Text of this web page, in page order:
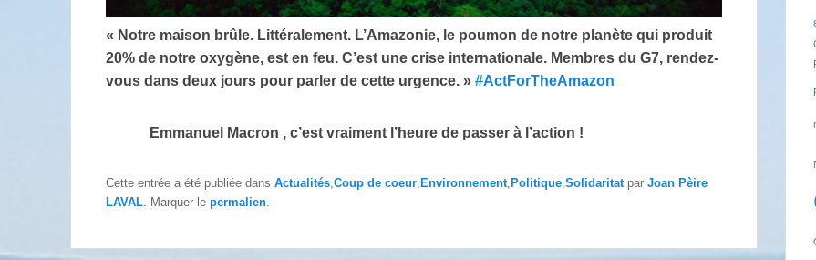
« Notre maison brûle. Littéralement. L’Amazonie, le poumon de notre planète qui produit
20% de notre oxygène, est en feu. C’est une crise internationale. Membres du G7, rendez-
vous dans deux jours pour parler de cette urgence. » #ActForTheAmazon
Emmanuel Macron , c’est vraiment l’heure de passer à l’action !
Cette entrée a été publiée dans Actualités Coup de coeur Environnement Politique Solidaritat par Joan Pèire
LAVAL . Marquer le permalien